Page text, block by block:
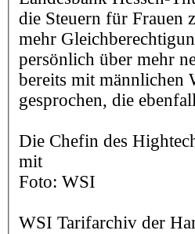
die Steuern für Frauen
mehr
persönlich über mehr
bereits mit männlichen
gesprochen, die
Die Chefin des
mit
Foto: WSI
WSI Tarifarchiv der